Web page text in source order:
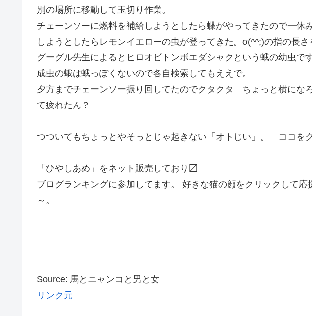
別の場所に移動して玉切り作業。
チェーンソーに燃料を補給しようとしたら蝶がやってきたので一休
しようとしたらレモンイエローの虫が登ってきた。σ(^^;)の指の長さ
グーグル先生によるとヒロオビトンボエダシャクという蛾の幼虫です
成虫の蛾は蛾っぽくないので各自検索してもええで。
夕方までチェーンソー振り回してたのでクタクタ ちょっと横にな
て疲れたん？
つついてもちょっとやそっとじゃ起きない「オトじい」。 ココを
「ひやしあめ」をネット販売しており〼
ブログランキングに参加してます。 好きな猫の顔をクリックして応
～。
Source: 馬とニャンコと男と女
リンク元